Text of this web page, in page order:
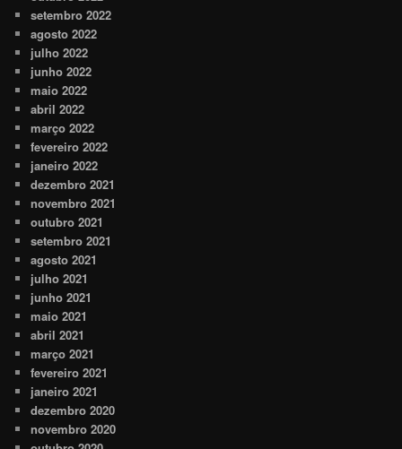
setembro 2022
agosto 2022
julho 2022
junho 2022
maio 2022
abril 2022
março 2022
fevereiro 2022
janeiro 2022
dezembro 2021
novembro 2021
outubro 2021
setembro 2021
agosto 2021
julho 2021
junho 2021
maio 2021
abril 2021
março 2021
fevereiro 2021
janeiro 2021
dezembro 2020
novembro 2020